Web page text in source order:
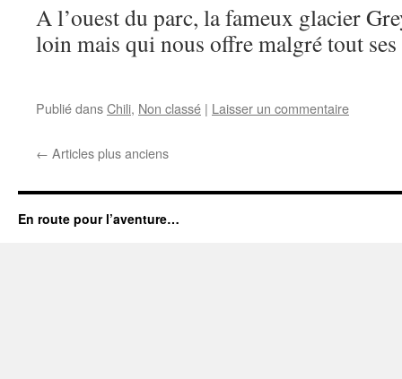
A l’ouest du parc, la fameux glacier
loin mais qui nous offre malgré tout
Publié dansChili, Non classé | Laisser un commentaire
← Articles plus anciens
En route pour l’aventure…